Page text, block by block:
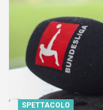
SPETTACOLO